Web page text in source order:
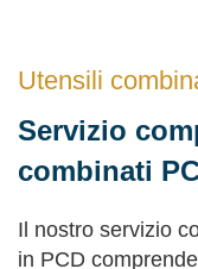
Utensili
Servizio
combinati
Il nostro servizio
in PCD